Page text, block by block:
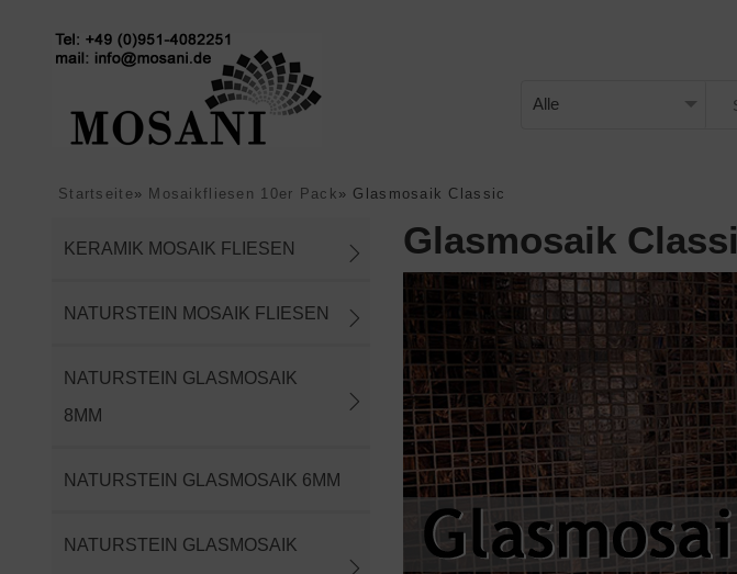
Startseite» Mosaikfliesen 10er Pack » Glasmosaik Classic
KERAMIK MOSAIK FLIESEN
NATURSTEIN MOSAIK FLIESEN
NATURSTEIN GLASMOSAIK
8MM
NATURSTEIN GLASMOSAIK 6MM
NATURSTEIN GLASMOSAIK
Glasmosaik